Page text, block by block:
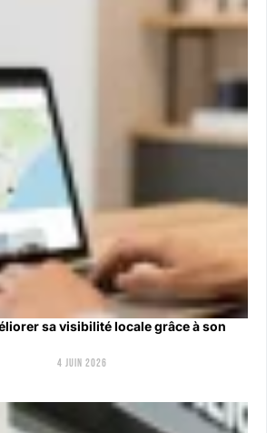
sa visibilité locale grâce à son
4 juin 2026